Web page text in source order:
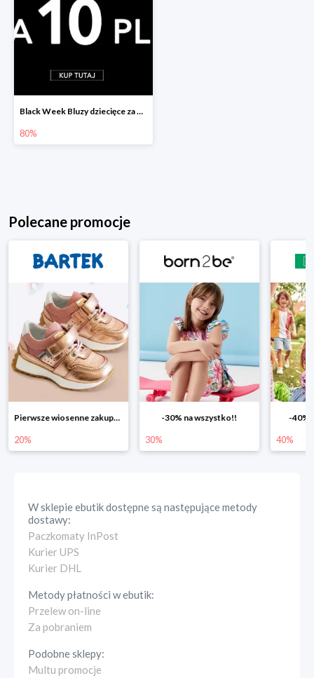
Black Week Bluzy dziecięce za 10zł
80%
Polecane promocje
-30% na wszystko!!
30%
-40% na drugą sztukę
40% 25%
W sklepieebutikdostępne są następujące metody
dostawy:
Paczkomaty InPost
Kurier UPS
Kurier DHL
Metody płatności webutik:
Przelew on-line
Za pobraniem
Podobne sklepy:
Multu promocje